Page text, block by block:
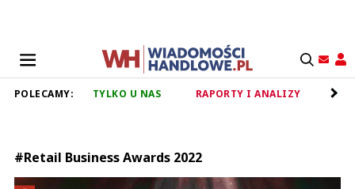
POLECAMY: TYLKO U NAS RAPORTY I ANALIZY
#Retail Business Awards 2022